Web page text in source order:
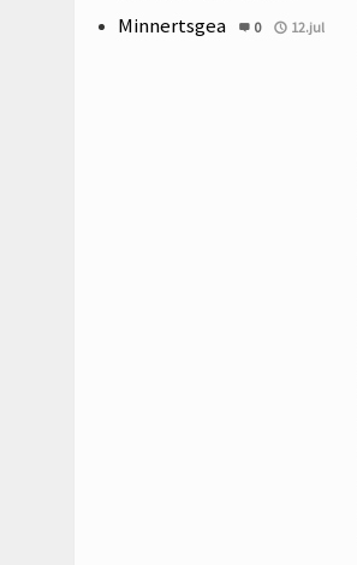
Minnertsgea 0 12.jul